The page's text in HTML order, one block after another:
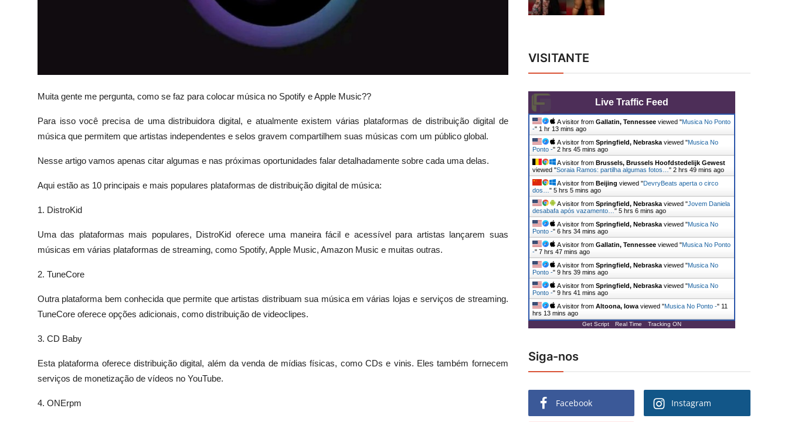
Muita gente me pergunta, como se faz para colocar música no Spotify e Apple Music??
Para isso você precisa de uma distribuidora digital, e atualmente existem várias plataformas de distribuição digital de
música que permitem que artistas independentes e selos gravem compartilhem suas músicas com um público global.
Nesse artigo vamos apenas citar algumas e nas próximas oportunidades falar detalhadamente sobre cada uma delas.
Aqui estão as 10 principais e mais populares plataformas de distribuição digital de música:
1. DistroKid
Uma das plataformas mais populares, DistroKid oferece uma maneira fácil e acessível para artistas lançarem suas
músicas em várias plataformas de streaming, como Spotify, Apple Music, Amazon Music e muitas outras.
2. TuneCore
Outra plataforma bem conhecida que permite que artistas distribuam sua música em várias lojas e serviços de streaming.
TuneCore oferece opções adicionais, como distribuição de videoclipes.
3. CD Baby
Esta plataforma oferece distribuição digital, além da venda de mídias físicas, como CDs e vinis. Eles também fornecem
serviços de monetização de vídeos no YouTube.
4. ONErpm
VISITANTE
Live Traffic Feed
A visitor from Gallatin, Tennesseeviewed "Musica No Ponto
-" 1 hr 13 mins ago
A visitor from Springfield, Nebraskaviewed "Musica No
Ponto -" 2 hrs 45 mins ago
A visitor from Brussels, Brussels Hoofdstedelijk Gewest
viewed "Soraia Ramos: partilha algumas fotos… " 2 hrs 49 mins ago
A visitor from Beijing viewed "DevryBeats aperta o circo
dos… " 5 hrs 5 mins ago
A visitor from Springfield, Nebraskaviewed "Jovem Daniela
desabafa após vazamento… " 5 hrs 6 mins ago
A visitor from Springfield, Nebraskaviewed "Musica No
Ponto -" 6 hrs 34 mins ago
A visitor from Gallatin, Tennesseeviewed "Musica No Ponto
-" 7 hrs 47 mins ago
A visitor from Springfield, Nebraskaviewed "Musica No
Ponto -" 9 hrs 39 mins ago
A visitor from Springfield, Nebraskaviewed "Musica No
Ponto -" 9 hrs 41 mins ago
A visitor from Altoona, Iowaviewed "Musica No Ponto -" 11
hrs 13 mins ago
Get Script Real Time Tracking ON
Siga-nos
Facebook Instagram